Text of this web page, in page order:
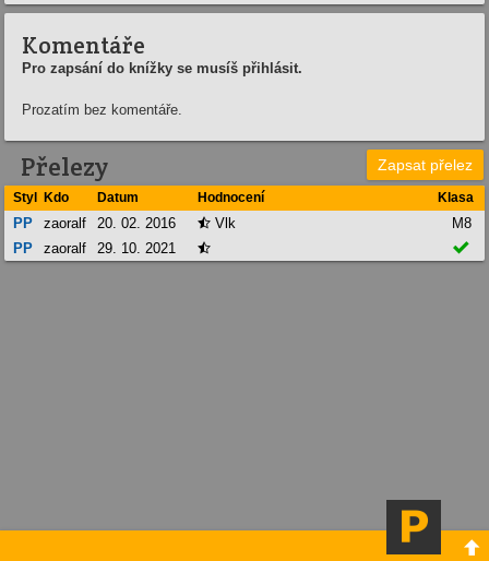
Komentáře
Pro zapsání do knížky se musíš přihlásit.
Prozatím bez komentáře.
Přelezy Zapsat přelez
Styl Kdo Datum Hodnocení Klasa
PP zaoralf 20. 02. 2016  Vlk
M8
PP
zaoralf 29. 10. 2021  
